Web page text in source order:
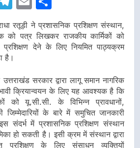
रतूड़ी ने प्रशासनिक प्रशिक्षण संस्थान,
को पत्र लिखकर राजकीय कार्मिकों को
प्रशिक्षण देने के लिए नियमित पाठ्यक्रम
है।
सरकार द्वारा लागू समान नागरिक
क्रियान्वयन के लिए यह आवश्यक है कि
को यू.सी.सी. के विभिन्न प्रावधानों,
के बारे में समुचित जानकारी
संदर्भ में प्रशासनिक प्रशिक्षण संस्थान
हो सकती है। इसी क्रम में संस्थान द्वारा
प्रशिक्षण के लिए संसाधन व्यक्तियों